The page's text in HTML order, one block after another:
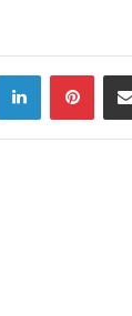
Linkedin